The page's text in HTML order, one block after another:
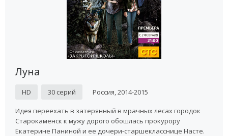
Луна
HD 30 серий Россия, 2014-2015
Идея переехать в затерянный в мрачных лесах городок
Старокаменск к мужу дорого обошлась прокурору
Екатерине Паниной и ее дочери-старшекласснице Насте.